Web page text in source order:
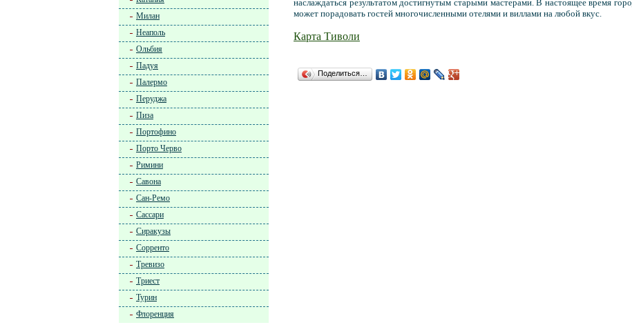
наслаждаться результатом достигнутым старыми мастерами. В настоящее время
может порадовать гостей многочисленными отелями и виллами на любой вкус.
Карта Тиволи
Поделиться…
Милан
Неаполь
Ольбия
Падуя
Палермо
Перуджа
Пиза
Портофино
Порто Черво
Римини
Савона
Сан-Ремо
Сассари
Сиракузы
Сорренто
Тревизо
Триест
Турин
Флоренция